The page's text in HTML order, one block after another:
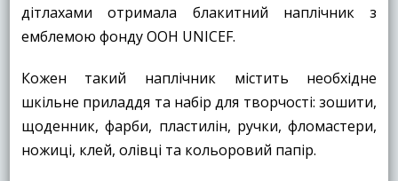
дітлахами отримала блакитний наплічник з
емблемою фонду ООН UNICEF.
Кожен такий наплічник містить необхідне
шкільне приладдя та набір для творчості: зошити,
щоденник, фарби, пластилін, ручки, фломастери,
ножиці, клей, олівці та кольоровий папір.